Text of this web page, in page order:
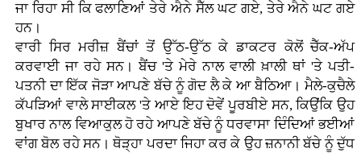
ਜਾ ਰਿਹਾ ਸੀ ਕਿ ਫਲਾਣਿਆਂ ਤੇਰੇ ਐਨੇ ਸੈੱਲ ਘਟ ਗਏ, ਤੇਰੇ ਐਨੇ ਘਟ ਗਏ
ਹਨ।
ਵਾਰੀ ਸਿਰ ਮਰੀਜ਼ ਬੈਂਚਾਂ ਤੋਂ ਉੱਠ-ਉੱਠ ਕੇ ਡਾਕਟਰ ਕੋਲੋਂ ਚੈੱਕ-ਅੱਪ
ਕਰਵਾਈ ਜਾ ਰਹੇ ਸਨ। ਬੈਂਚ 'ਤੇ ਮੇਰੇ ਨਾਲ ਵਾਲੀ ਖ਼ਾਲੀ ਥਾਂ 'ਤੇ ਪਤੀ-
ਪਤਨੀ ਦਾ ਇੱਕ ਜੋੜਾ ਆਪਣੇ ਬੱਚੇ ਨੂੰ ਗੋਦ ਲੈ ਕੇ ਆ ਬੈਠਿਆ। ਮੈਲੇ-ਕੁਚੈਲੇ
ਕੱਪੜਿਆਂ ਵਾਲੇ ਸਾਈਕਲ 'ਤੇ ਆਏ ਇਹ ਦੋਵੇਂ ਪੂਰਬੀਏ ਸਨ, ਕਿਉਂਕਿ ਉਹ
ਬੁਖਾਰ ਨਾਲ ਵਿਆਕੁਲ ਹੋ ਰਹੇ ਆਪਣੇ ਬੱਚੇ ਨੂੰ ਧਰਵਾਸਾ ਦਿੰਦਿਆਂ ਭਈਆਂ
ਵਾਂਗ ਬੋਲ ਰਹੇ ਸਨ। ਥੋੜ੍ਹਾ ਪਰਦਾ ਜਿਹਾ ਕਰ ਕੇ ਉਹ ਜ਼ਨਾਨੀ ਬੱਚੇ ਨੂੰ ਦੁੱਧ